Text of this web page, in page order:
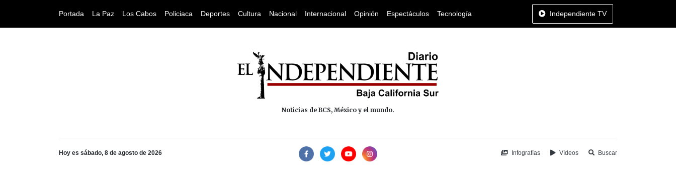
Portada La Paz Los Cabos Policiaca Deportes Cultura Nacional Internacional Opinión Espectáculos Tecnología Independiente TV
Noticias de BCS, México y el mundo.
Hoy es sábado, 8 de agosto de 2026 Infografías Vídeos Buscar